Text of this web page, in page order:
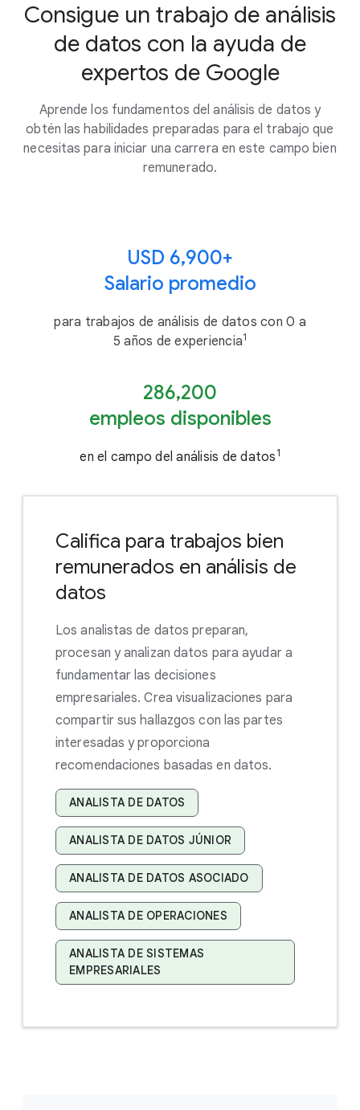
Consigue un trabajo de análisis
de datos con la ayuda de
expertos de Google
Aprende los fundamentos del análisis de datos y
obtén las habilidades preparadas para el trabajo que
necesitas para iniciar una carrera en este campo bien
remunerado.
USD 6,900+
Salario promedio
para trabajos de análisis de datos con 0 a
5 años de experiencia1
286,200
empleos disponibles
en el campo del análisis de datos 1
Califica para trabajos bien
remunerados en análisis de
datos
Los analistas de datos preparan,
procesan y analizan datos para ayudar a
fundamentar las decisiones
empresariales. Crea visualizaciones para
compartir sus hallazgos con las partes
interesadas y proporciona
recomendaciones basadas en datos.
ANALISTA DE DATOS
ANALISTA DE DATOS JÚNIOR
ANALISTA DE DATOS ASOCIADO
ANALISTA DE OPERACIONES
ANALISTA DE SISTEMAS
EMPRESARIALES